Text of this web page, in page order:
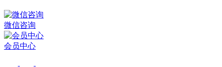
微信咨询
会员中心